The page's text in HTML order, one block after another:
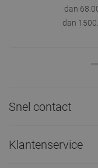
dan
dan
Snel contact
Klantenservice